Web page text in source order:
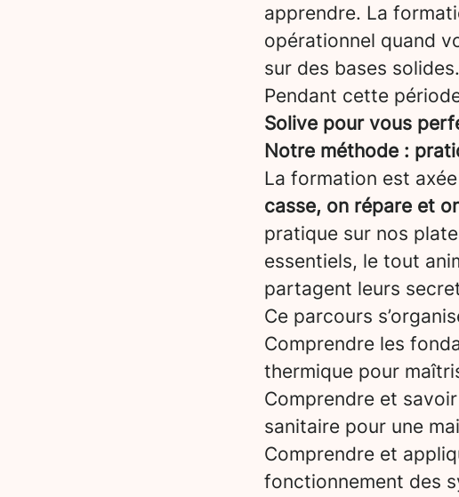
apprendre. La
opérationnel quand
sur des bases solides.
Pendant cette
Solive pour vous
Notre méthode :
La formation est
casse, on répare et
pratique sur nos
essentiels, le tout
partagent leurs
Ce parcours
Comprendre les
thermique pour
Comprendre et
sanitaire pour une
Comprendre et
fonctionnement des